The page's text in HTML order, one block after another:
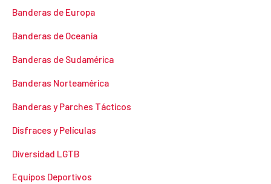
Banderas de Europa
Banderas de Oceanía
Banderas de Sudamérica
Banderas Norteamérica
Banderas y Parches Tácticos
Disfraces y Películas
Diversidad LGTB
Equipos Deportivos